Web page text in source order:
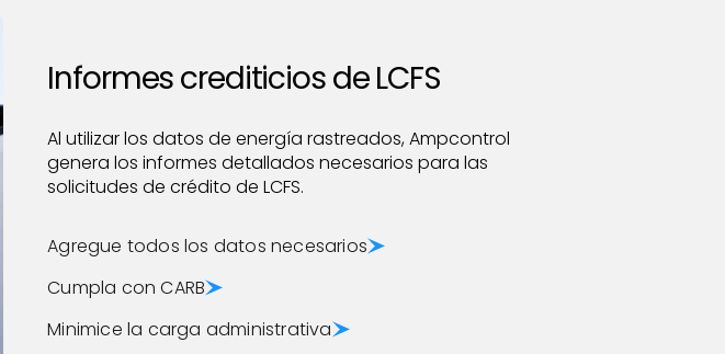
Informes crediticios de LCFS
Al utilizar los datos de energía rastreados, Ampcontrol
genera los informes detallados necesarios para las
solicitudes de crédito de LCFS.
Agregue todos los datos necesarios
Cumpla con CARB
Minimice la carga administrativa